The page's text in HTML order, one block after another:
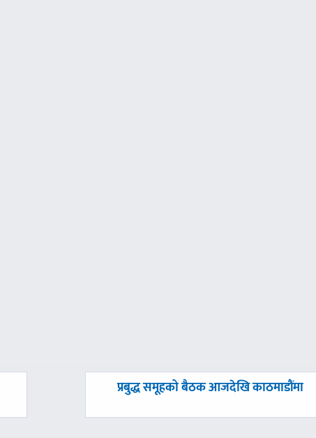
अघिल्लाे
प्रबुद्ध समूहको बैठक आजदेखि काठमाडौंमा